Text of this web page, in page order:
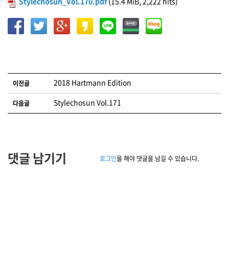
글 네비게이션
이전글 2018 Hartmann Edition
다음글 Stylechosun Vol.171
댓글 남기기 로그인을 해야 댓글을 남길 수 있습니다.